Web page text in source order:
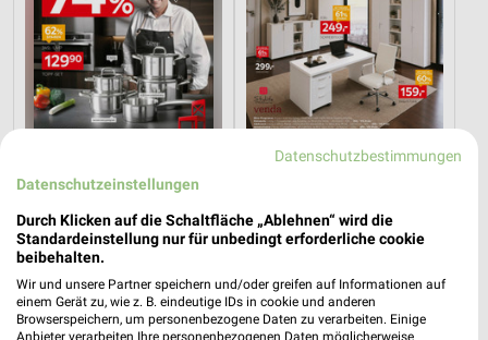
36,4 km
Angebote ab 08.08.
Gültig bis Fr. 14.08.
36,4 km
Gültig bis Fr. 14.08.
XXXLutz XXXLutz
Datenschutzbestimmungen
Datenschutzeinstellungen
Durch Klicken auf die Schaltfläche „Ablehnen“ wird die
Standardeinstellung nur für unbedingt erforderliche cookie
beibehalten.
Wir und unsere Partner speichern und/oder greifen auf Informationen auf
einem Gerät zu, wie z. B. eindeutige IDs in cookie und anderen
Browserspeichern, um personenbezogene Daten zu verarbeiten. Einige
Anbieter verarbeiten Ihre personenbezogenen Daten möglicherweise